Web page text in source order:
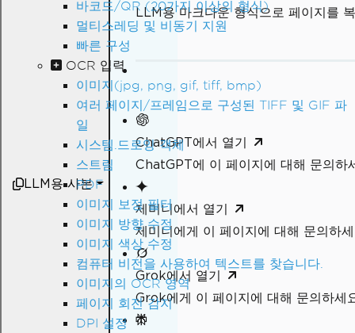
바코드/QR (20가지 이상의 형식)
멀티스레딩 및 비동기 지원
빠른 구성
OCR 입력
이미지(jpg, png, gif, tiff, bmp)
여러 페이지/프레임으로 구성된 TIFF 및 GIF 파
일
시스템.드로잉 객체
스트림
PDF
이미지 보정 필터
이미지 방향 수정
이미지 색상 수정
컴퓨터 비전을 사용하여 텍스트를 찾습니다.
이미지의 OCR 영역
페이지 회전 감지
DPI 설정
LLM용 사본
LLM용 마크다운 형식으로 페이지를
ChatGPT에서 열기
ChatGPT에 이 페이지에 대해 문의하
제미니에서 열기
제미니에게 이 페이지에 대해 문의하
Grok에서 열기
Grok에게 이 페이지에 대해 문의하세